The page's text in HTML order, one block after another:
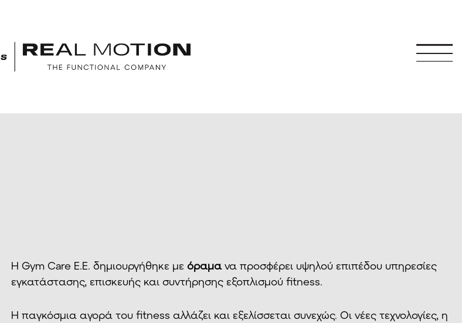
Η Gym Care E.E. δημιουργήθηκε με όραμανα προσφέρει υψηλού επιπέδου υπηρεσίες
εγκατάστασης, επισκευής και συντήρησης εξοπλισμού fitness.
Η παγκόσμια αγορά του fitness αλλάζει και εξελίσσεται συνεχώς. Οι νέες τεχνολογίες, η